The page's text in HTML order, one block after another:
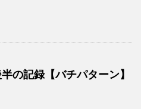
の記録【バチパターン】